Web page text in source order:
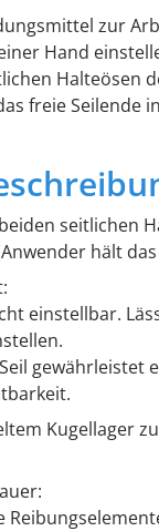
zur
Hand
Halteösen
freie Seilende
seitlichen
hält
einstellbar.
gewährleistet
Kugellager